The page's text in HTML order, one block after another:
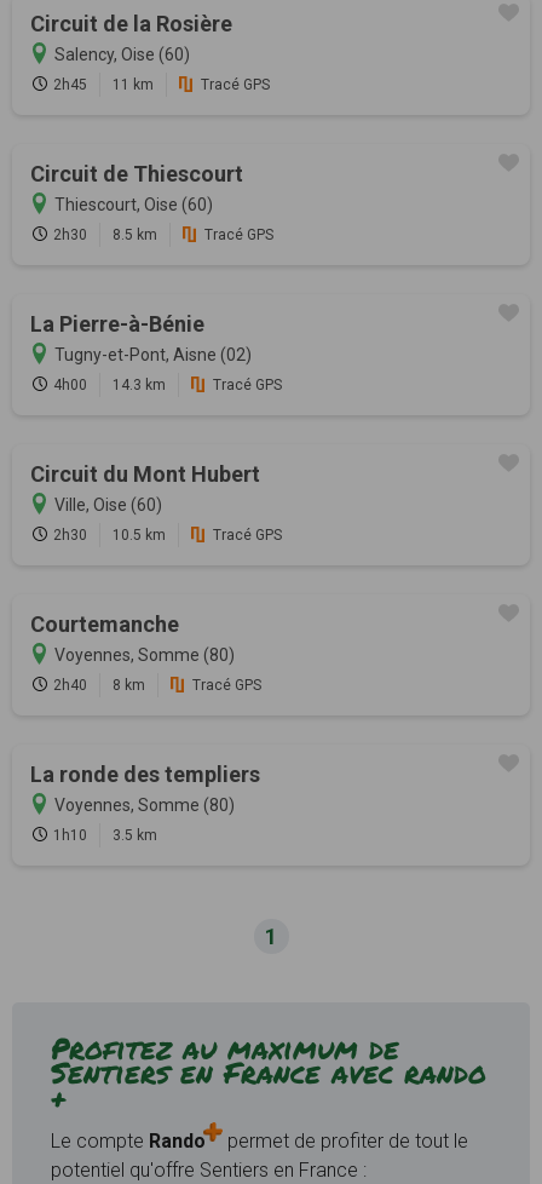
Circuit de la Rosière
Salency, Oise (60)
2h45 11 km Tracé GPS
Circuit de Thiescourt
Thiescourt, Oise (60)
2h30 8.5 km Tracé GPS
La Pierre-à-Bénie
Tugny-et-Pont, Aisne (02)
4h00 14.3 km Tracé GPS
Circuit du Mont Hubert
Ville, Oise (60)
2h30 10.5 km Tracé GPS
Courtemanche
Voyennes, Somme (80)
2h40 8 km Tracé GPS
La ronde des templiers
Voyennes, Somme (80)
1h10 3.5 km
1
Profitez au maximum de
Sentiers en France avec rando
+
Le compte Rando
permet de profiter de tout le
potentiel qu'offre Sentiers en France :